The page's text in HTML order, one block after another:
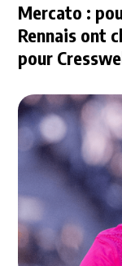
Mercato :
Rennais ont
pour